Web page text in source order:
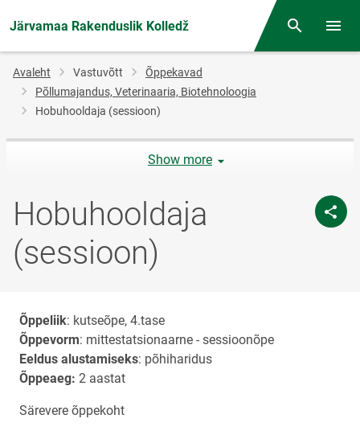
Järvamaa Rakenduslik Kolledž Otsing
Jälglink
Avaleht Vastuvõtt
Õppekavad
Põllumajandus, Veterinaaria, Biotehnoloogia
Hobuhooldaja (sessioon)
Hobuhooldaja
(sessioon)
Show more
Õppeliik: kutseõpe, 4.tase
Õppevorm: mittestatsionaarne - sessioonõpe
Eeldus alustamiseks: põhiharidus
Õppeaeg: 2 aastat
Särevere õppekoht